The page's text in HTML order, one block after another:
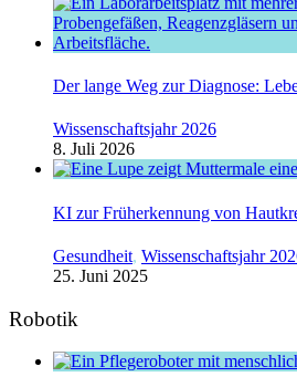
Der lange Weg zur Diagnose:
Wissenschaftsjahr 2026
8. Juli 2026
KI zur Früherkennung von
Gesundheit, Wissenschaftsjahr
25. Juni 2025
Robotik